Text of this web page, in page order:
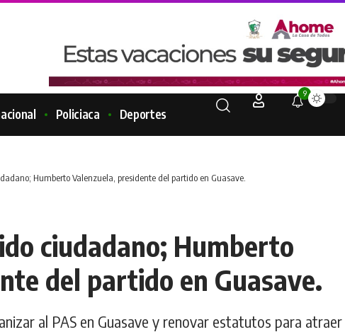
Policiaca Deportes
9
Humberto Valenzuela, presidente del partido en Guasave.
ciudadano; Humberto
del partido en Guasave.
al PAS en Guasave y renovar estatutos para atraer